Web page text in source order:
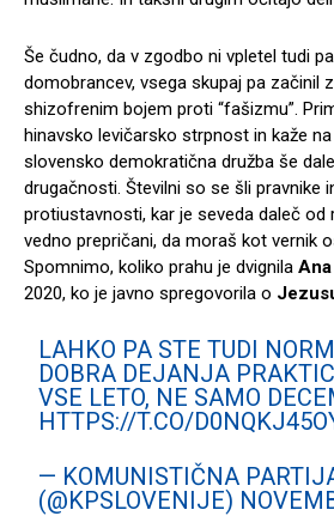
Še čudno, da v zgodbo ni vpletel tudi
domobrancev, vsega skupaj pa začinil
shizofrenim bojem proti “fašizmu”.
hinavsko levičarsko strpnost in kaže
slovensko demokratična družba še
drugačnosti. Številni so se šli pravnike
protiustavnosti, kar je seveda daleč od
vedno prepričani, da moraš kot vernik
Spomnimo, koliko prahu je dvignila
2020, ko je javno spregovorila o
LAHKO PA STE TUDI
DOBRA DEJANJA
VSE LETO, NE SAMO
HTTPS://T.CO/
— KOMUNISTIČNA
(@KPSLOVENIJE)